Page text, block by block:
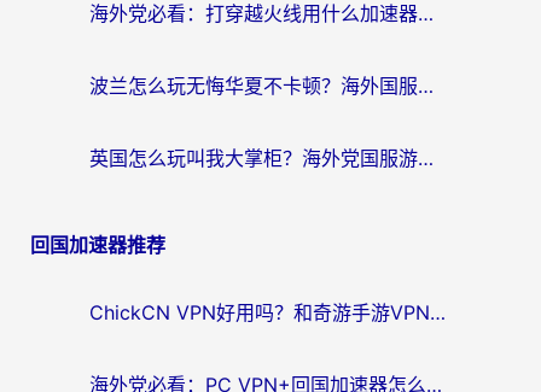
海外党必看：打穿越火线用什么加速器？解决延迟卡顿，还能玩奇妙拼图世界和第五人格
波兰怎么玩无悔华夏不卡顿？海外国服游戏加速器终极指南（附征途2萤火突击解决方案）
英国怎么玩叫我大掌柜？海外党国服游戏加速避坑指南（附实测推荐）
回国加速器推荐
ChickCN VPN好用吗？和奇游手游VPN对比哪个回国效果更好？海外党亲测实用指南
海外党必看：PC VPN+回国加速器怎么选？无缝访问国内资源全攻略